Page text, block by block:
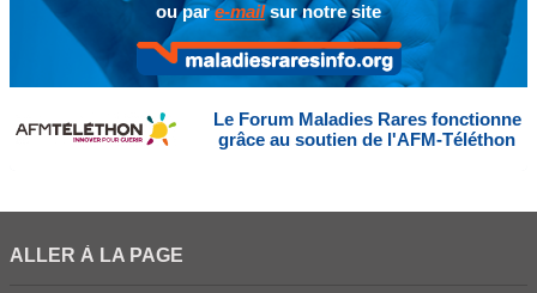
ou pare-mailsur notre site
Le Forum Maladies Rares fonctionne
grâce au soutien de l'AFM-Téléthon
ALLER À LA PAGE